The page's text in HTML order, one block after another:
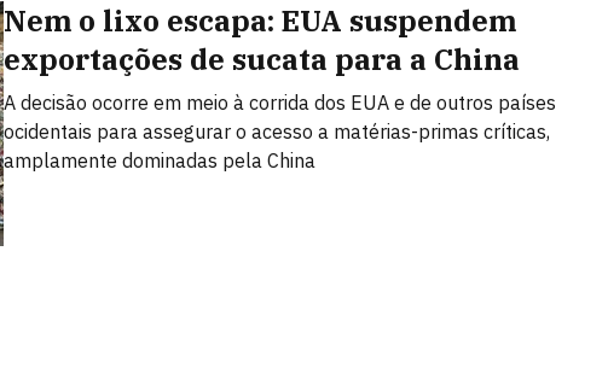
Nem o lixo escapa: EUA suspendem
exportações de sucata para a China
A decisão ocorre em meio à corrida dos EUA e de outros países
ocidentais para assegurar o acesso a matérias-primas críticas,
amplamente dominadas pela China